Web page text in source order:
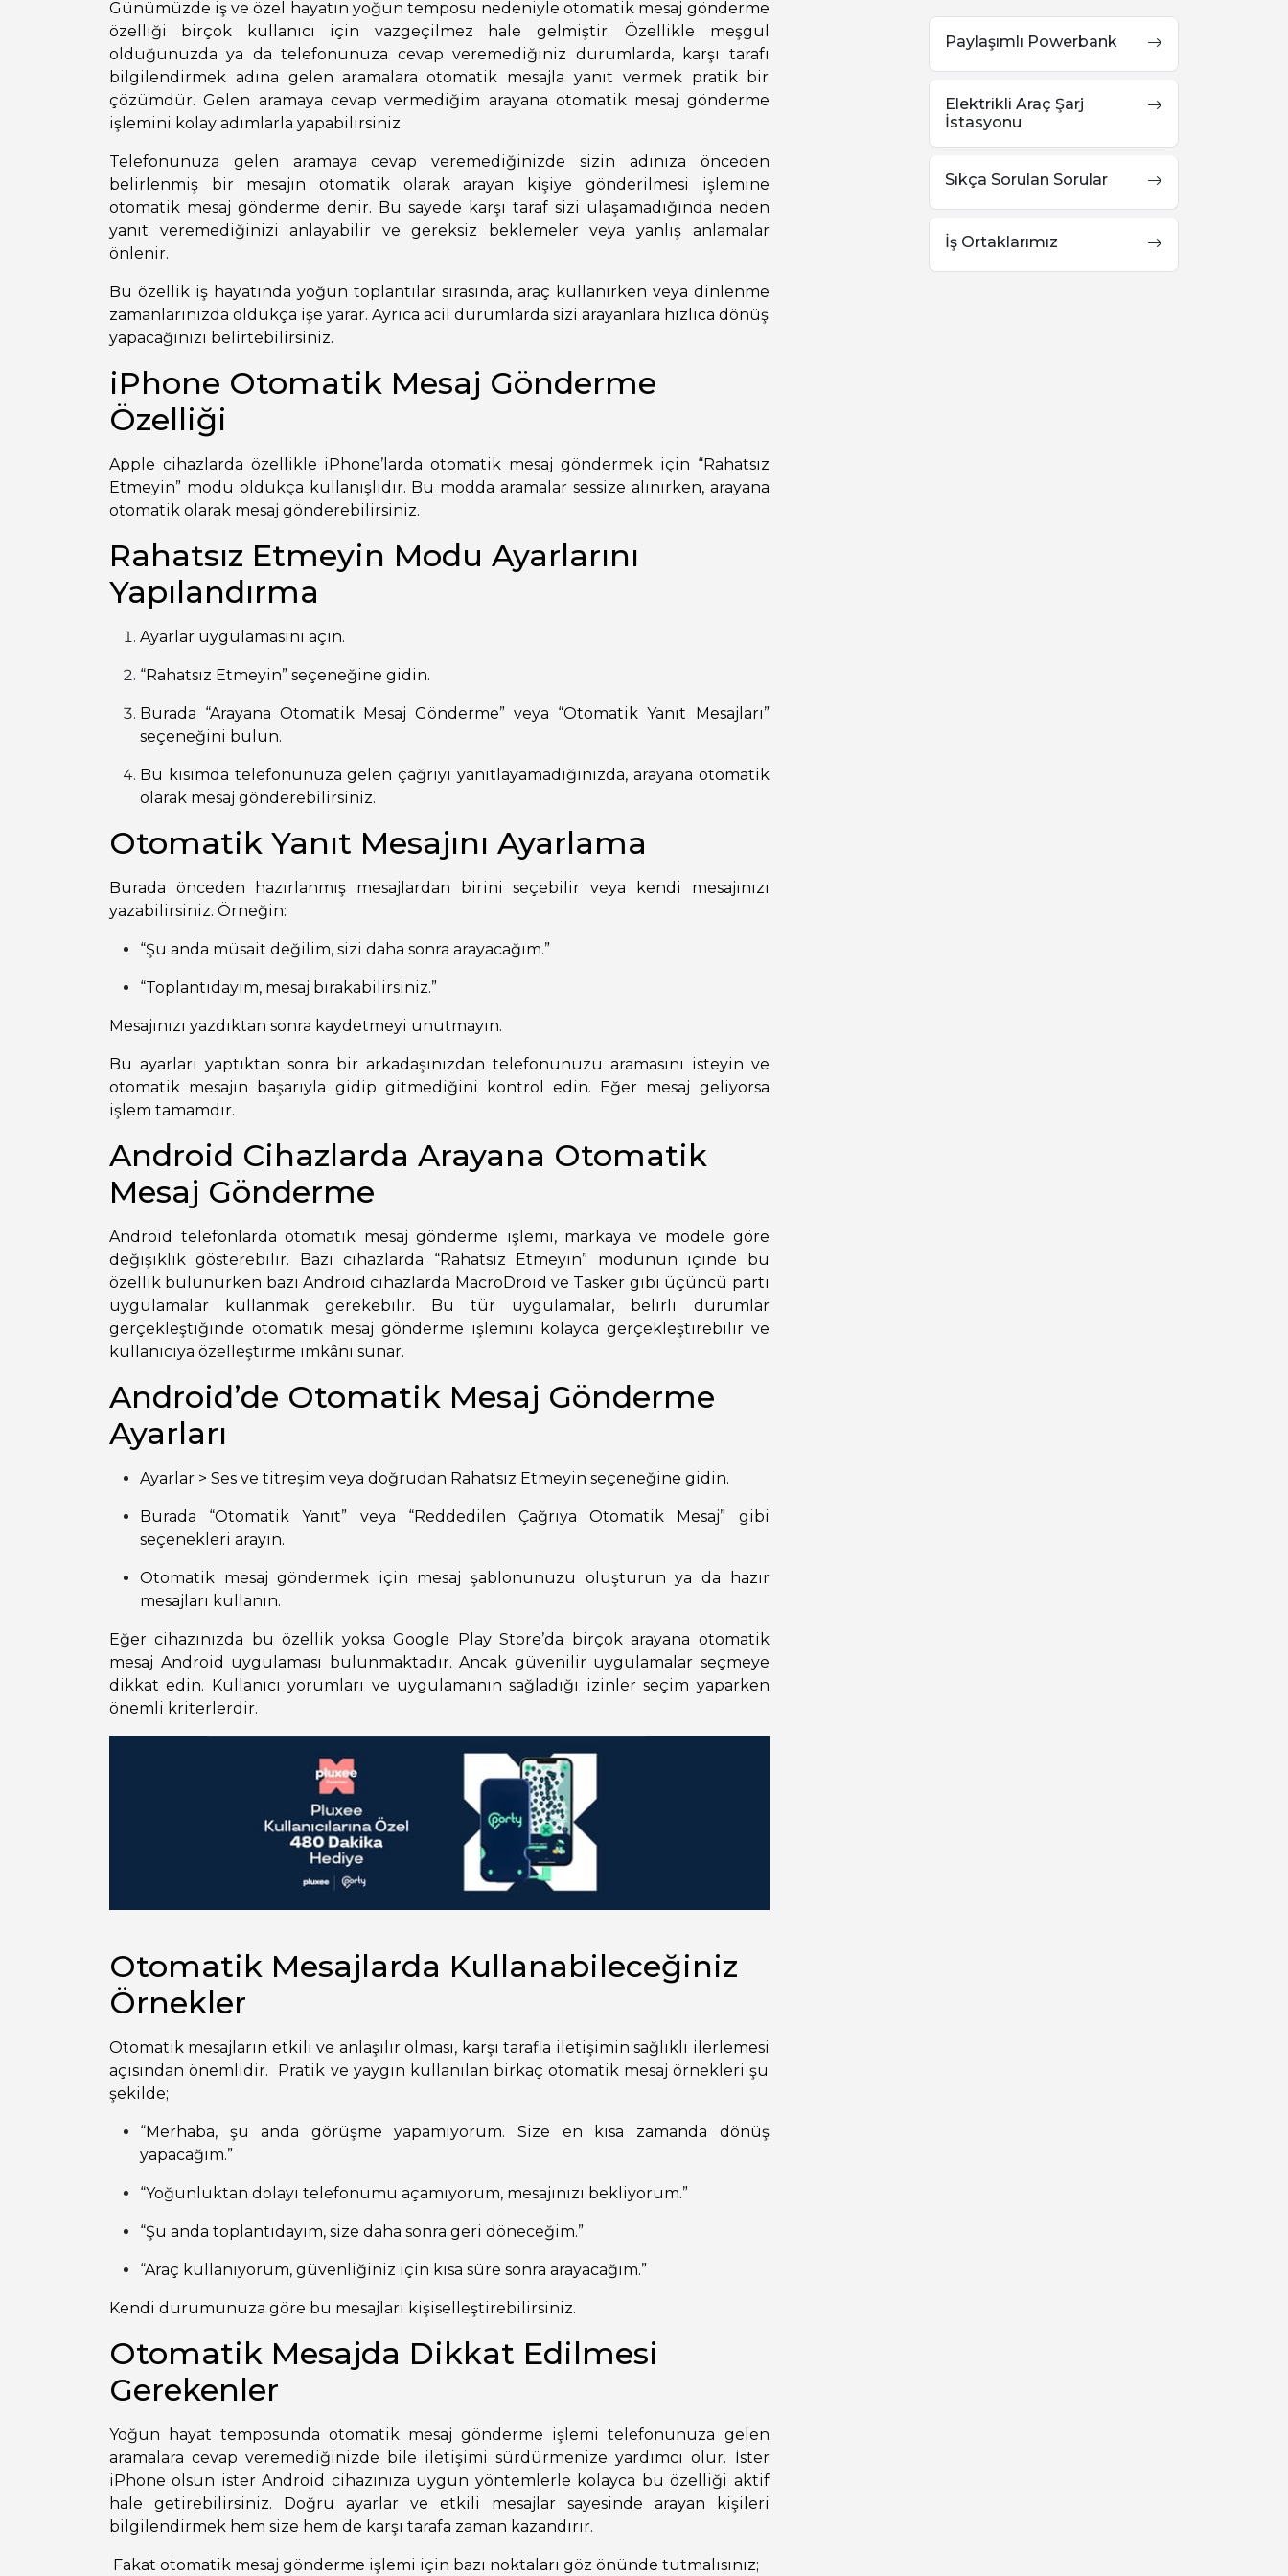
Günümüzde iş ve özel hayatın yoğun temposu nedeniyle otomatik mesaj gönderme
özelliği birçok kullanıcı için vazgeçilmez hale gelmiştir. Özellikle meşgul
olduğunuzda ya da telefonunuza cevap veremediğiniz durumlarda, karşı tarafı
bilgilendirmek adına gelen aramalara otomatik mesajla yanıt vermek pratik bir
çözümdür. Gelen aramaya cevap vermediğim arayana otomatik mesaj gönderme
işlemini kolay adımlarla yapabilirsiniz.
Telefonunuza gelen aramaya cevap veremediğinizde sizin adınıza önceden
belirlenmiş bir mesajın otomatik olarak arayan kişiye gönderilmesi işlemine
otomatik mesaj gönderme denir. Bu sayede karşı taraf sizi ulaşamadığında neden
yanıt veremediğinizi anlayabilir ve gereksiz beklemeler veya yanlış anlamalar
önlenir.
Bu özellik iş hayatında yoğun toplantılar sırasında, araç kullanırken veya dinlenme
zamanlarınızda oldukça işe yarar. Ayrıca acil durumlarda sizi arayanlara hızlıca dönüş
yapacağınızı belirtebilirsiniz.
iPhone Otomatik Mesaj Gönderme
Özelliği
Apple cihazlarda özellikle iPhone’larda otomatik mesaj göndermek için “Rahatsız
Etmeyin” modu oldukça kullanışlıdır. Bu modda aramalar sessize alınırken, arayana
otomatik olarak mesaj gönderebilirsiniz.
Rahatsız Etmeyin Modu Ayarlarını
Yapılandırma
Ayarlar uygulamasını açın.
“Rahatsız Etmeyin” seçeneğine gidin.
Burada “Arayana Otomatik Mesaj Gönderme” veya “Otomatik Yanıt Mesajları”
seçeneğini bulun.
Bu kısımda telefonunuza gelen çağrıyı yanıtlayamadığınızda, arayana otomatik
olarak mesaj gönderebilirsiniz.
Otomatik Yanıt Mesajını Ayarlama
Burada önceden hazırlanmış mesajlardan birini seçebilir veya kendi mesajınızı
yazabilirsiniz. Örneğin:
“Şu anda müsait değilim, sizi daha sonra arayacağım.”
“Toplantıdayım, mesaj bırakabilirsiniz.”
Mesajınızı yazdıktan sonra kaydetmeyi unutmayın.
Bu ayarları yaptıktan sonra bir arkadaşınızdan telefonunuzu aramasını isteyin ve
otomatik mesajın başarıyla gidip gitmediğini kontrol edin. Eğer mesaj geliyorsa
işlem tamamdır.
Android Cihazlarda Arayana Otomatik
Mesaj Gönderme
Android telefonlarda otomatik mesaj gönderme işlemi, markaya ve modele göre
değişiklik gösterebilir. Bazı cihazlarda “Rahatsız Etmeyin” modunun içinde bu
özellik bulunurken bazı Android cihazlarda MacroDroid ve Tasker gibi üçüncü parti
uygulamalar kullanmak gerekebilir. Bu tür uygulamalar, belirli durumlar
gerçekleştiğinde otomatik mesaj gönderme işlemini kolayca gerçekleştirebilir ve
kullanıcıya özelleştirme imkânı sunar.
Android’de Otomatik Mesaj Gönderme
Ayarları
Ayarlar > Ses ve titreşim veya doğrudan Rahatsız Etmeyin seçeneğine gidin.
Burada “Otomatik Yanıt” veya “Reddedilen Çağrıya Otomatik Mesaj” gibi
seçenekleri arayın.
Otomatik mesaj göndermek için mesaj şablonunuzu oluşturun ya da hazır
mesajları kullanın.
Eğer cihazınızda bu özellik yoksa Google Play Store’da birçok arayana otomatik
mesaj Android uygulaması bulunmaktadır. Ancak güvenilir uygulamalar seçmeye
dikkat edin. Kullanıcı yorumları ve uygulamanın sağladığı izinler seçim yaparken
önemli kriterlerdir.
Otomatik Mesajlarda Kullanabileceğiniz
Örnekler
Otomatik mesajların etkili ve anlaşılır olması, karşı tarafla iletişimin sağlıklı ilerlemesi
açısından önemlidir. Pratik ve yaygın kullanılan birkaç otomatik mesaj örnekleri şu
şekilde;
“Merhaba, şu anda görüşme yapamıyorum. Size en kısa zamanda dönüş
yapacağım.”
“Yoğunluktan dolayı telefonumu açamıyorum, mesajınızı bekliyorum.”
“Şu anda toplantıdayım, size daha sonra geri döneceğim.”
“Araç kullanıyorum, güvenliğiniz için kısa süre sonra arayacağım.”
Kendi durumunuza göre bu mesajları kişiselleştirebilirsiniz.
Otomatik Mesajda Dikkat Edilmesi
Gerekenler
Yoğun hayat temposunda otomatik mesaj gönderme işlemi telefonunuza gelen
aramalara cevap veremediğinizde bile iletişimi sürdürmenize yardımcı olur. İster
iPhone olsun ister Android cihazınıza uygun yöntemlerle kolayca bu özelliği aktif
hale getirebilirsiniz. Doğru ayarlar ve etkili mesajlar sayesinde arayan kişileri
bilgilendirmek hem size hem de karşı tarafa zaman kazandırır.
Fakat otomatik mesaj gönderme işlemi için bazı noktaları göz önünde tutmalısınız;
Paylaşımlı Powerbank
Elektrikli Araç Şarj
İstasyonu
Sıkça Sorulan Sorular
İş Ortaklarımız